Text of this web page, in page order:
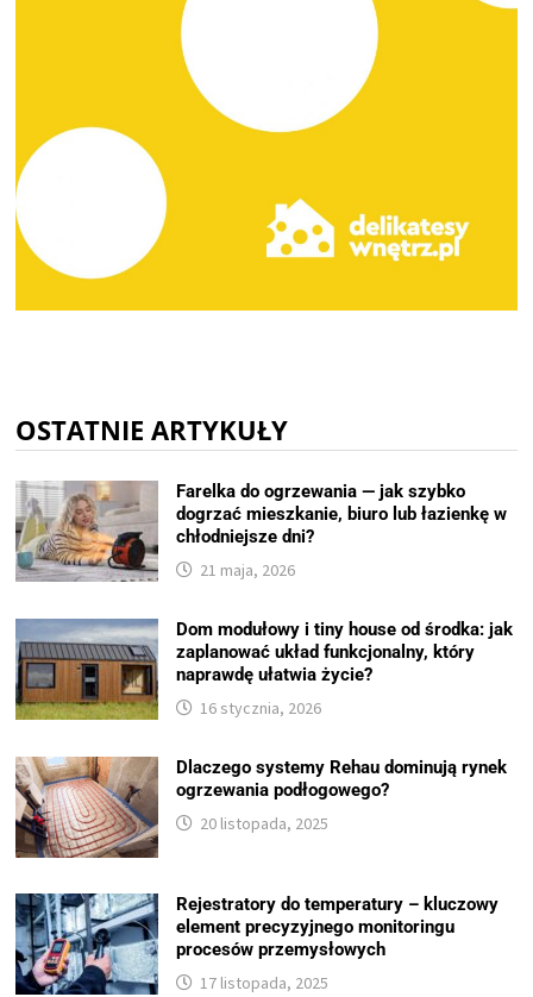
OSTATNIE ARTYKUŁY
Farelka do ogrzewania — jak szybko
dogrzać mieszkanie, biuro lub łazienkę w
chłodniejsze dni?
21 maja, 2026
Dom modułowy i tiny house od środka: jak
zaplanować układ funkcjonalny, który
naprawdę ułatwia życie?
16 stycznia, 2026
Dlaczego systemy Rehau dominują rynek
ogrzewania podłogowego?
20 listopada, 2025
Rejestratory do temperatury – kluczowy
element precyzyjnego monitoringu
procesów przemysłowych
17 listopada, 2025